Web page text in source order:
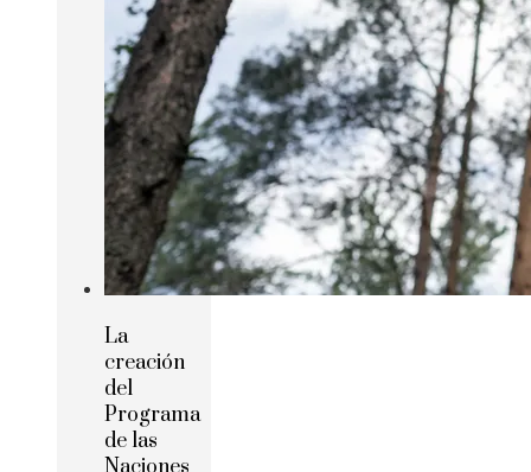
La
creación
del
Programa
de las
Naciones